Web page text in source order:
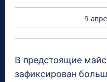
9
В предстоящие
зафиксирован